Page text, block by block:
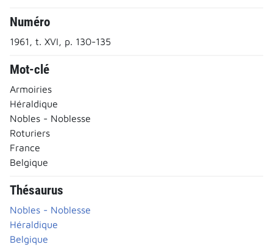
Numéro
1961, t. XVI, p. 130-135
Mot-clé
Armoiries
Héraldique
Nobles - Noblesse
Roturiers
France
Belgique
Thésaurus
Nobles - Noblesse
Héraldique
Belgique